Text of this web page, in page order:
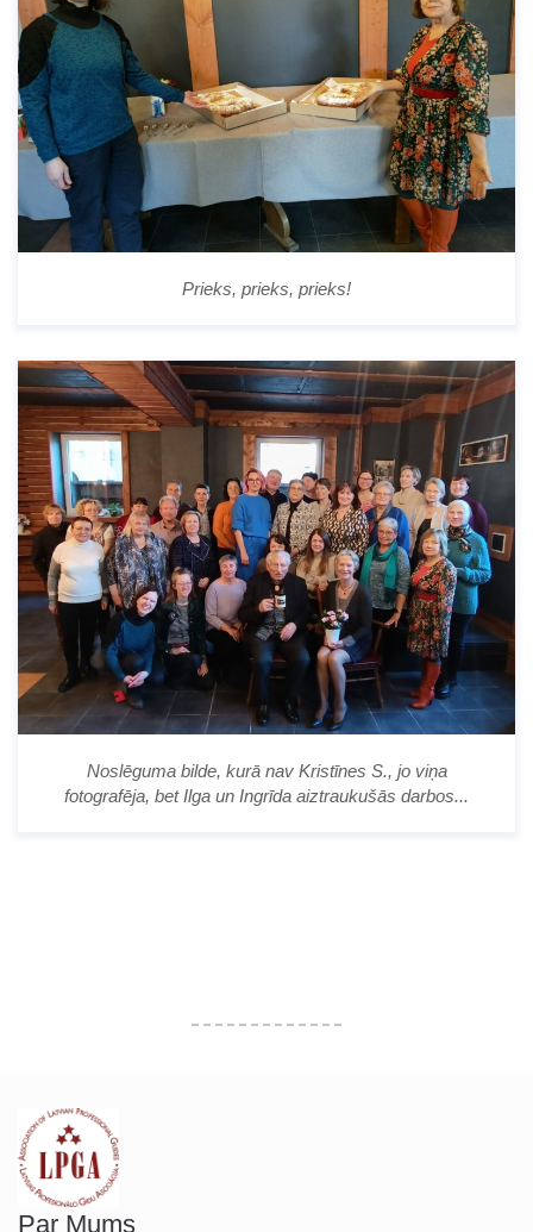
Prieks, prieks, prieks!
Noslēguma bilde, kurā nav Kristīnes S., jo viņa
fotografēja, bet Ilga un Ingrīda aiztraukušās darbos...
Par Mums